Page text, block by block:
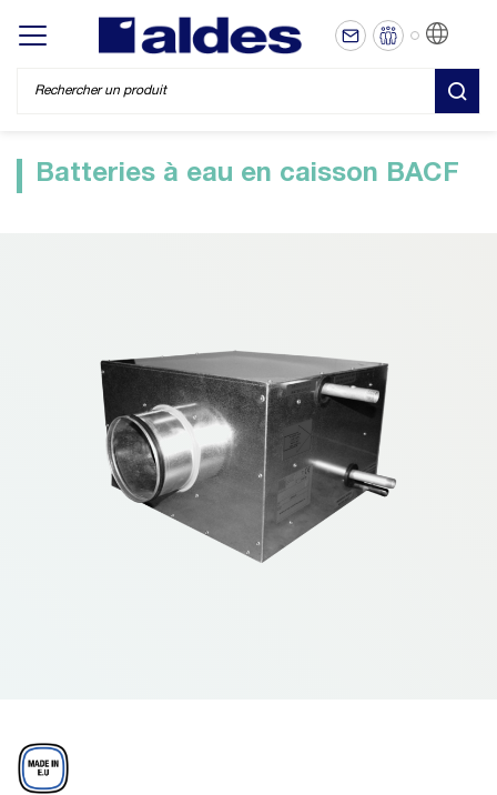
Display/hide main menu
Batteries à eau en caisson BACF